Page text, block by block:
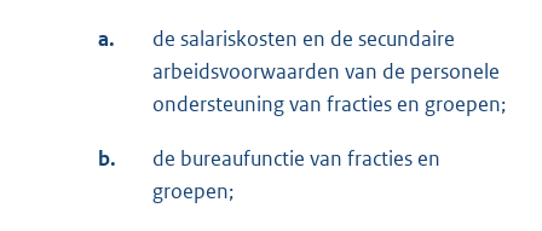
a.
de salariskosten en de secundaire
arbeidsvoorwaarden van de personele
ondersteuning van fracties en groepen;
b.
de bureaufunctie van fracties en
groepen;